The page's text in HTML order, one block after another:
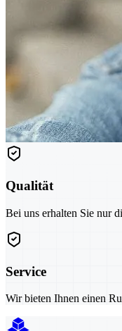
Qualität
Bei uns erhalten Sie nur
Service
Wir bieten Ihnen einen